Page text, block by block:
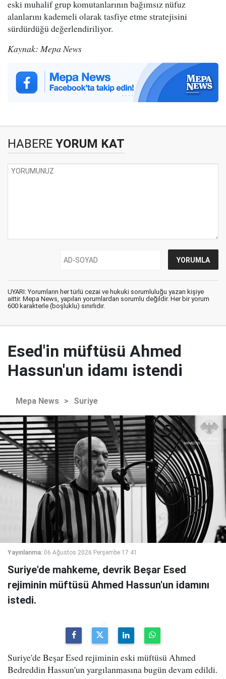
eski muhalif grup komutanlarının bağımsız nüfuz
alanlarını kademeli olarak tasfiye etme stratejisini
sürdürdüğü değerlendiriliyor.
Kaynak: Mepa News
HABERE YORUM KAT
UYARI: Yorumların her türlü cezai ve hukuki sorumluluğu yazan kişiye
aittir. Mepa News, yapılan yorumlardan sorumlu değildir. Her bir yorum
600 karakterle (boşluklu) sınırlıdır.
Esed'in müftüsü Ahmed
Hassun'un idamı istendi
Mepa News > Suriye
Yayınlanma: 06 Ağustos 2026 Perşembe 17:41
Suriye'de mahkeme, devrik Beşar Esed
rejiminin müftüsü Ahmed Hassun'un idamını
istedi.
Suriye'de Beşar Esed rejiminin eski müftüsü Ahmed
Bedreddin Hassun'un yargılanmasına bugün devam edildi.